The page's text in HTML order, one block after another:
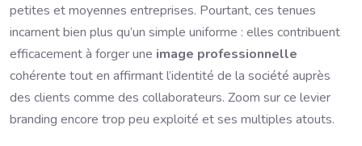
petites et moyennes entreprises. Pourtant, ces tenues
incarnent bien plus qu’un simple uniforme : elles contribuent
efficacement à forger une image professionnelle
cohérente tout en affirmant l’identité de la société auprès
des clients comme des collaborateurs. Zoom sur ce levier
branding encore trop peu exploité et ses multiples atouts.